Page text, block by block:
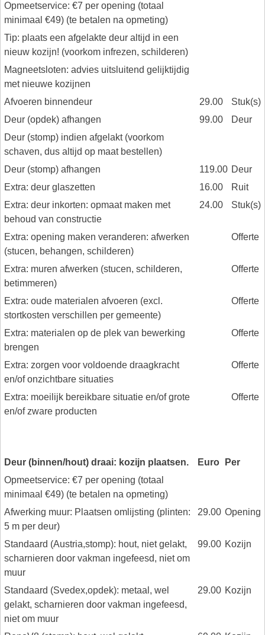
Opmeetservice: €7 per opening (totaal
minimaal €49) (te betalen na opmeting)
Tip: plaats een afgelakte deur altijd in een
nieuw kozijn! (voorkom infrezen, schilderen)
Magneetsloten: advies uitsluitend gelijktijdig
met nieuwe kozijnen
Afvoeren binnendeur
29.00
Stuk(s)
Deur (opdek) afhangen
99.00
Deur
Deur (stomp) indien afgelakt (voorkom
schaven, dus altijd op maat bestellen)
Deur (stomp) afhangen
119.00 Deur
Extra: deur glaszetten
16.00
Ruit
Extra: deur inkorten: opmaat maken met
behoud van constructie
24.00 Stuk(s)
Extra: opening maken veranderen: afwerken
(stucen, behangen, schilderen)
Offerte
Extra: muren afwerken (stucen, schilderen,
betimmeren)
Offerte
Extra: oude materialen afvoeren (excl.
stortkosten verschillen per gemeente)
Offerte
Extra: materialen op de plek van bewerking
brengen
Offerte
Extra: zorgen voor voldoende draagkracht
en/of onzichtbare situaties
Offerte
Extra: moeilijk bereikbare situatie en/of grote
en/of zware producten
Offerte
Deur (binnen/hout) draai: kozijn plaatsen. Euro
Per
Opmeetservice: €7 per opening (totaal
minimaal €49) (te betalen na opmeting)
Afwerking muur: Plaatsen omlijsting (plinten:
5 m per deur)
29.00 Opening
Standaard (Austria,stomp): hout, niet gelakt,
scharnieren door vakman ingefeesd, niet om
muur
99.00 Kozijn
Standaard (Svedex,opdek): metaal, wel
gelakt, scharnieren door vakman ingefeesd,
niet om muur
29.00 Kozijn